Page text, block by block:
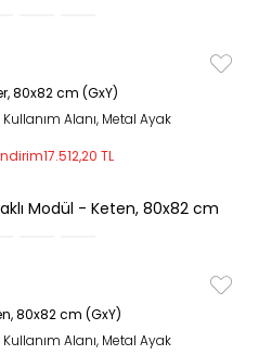
80x82 cm (GxY)
Alanı, Metal Ayak
17.512,20 TL
80x82 cm (GxY)
Alanı, Metal Ayak